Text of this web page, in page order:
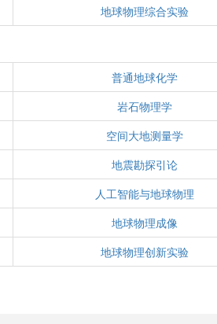
地球物理综合实验
普通地球化学
岩石物理学
空间大地测量学
地震勘探引论
人工智能与地球物理
地球物理成像
地球物理创新实验